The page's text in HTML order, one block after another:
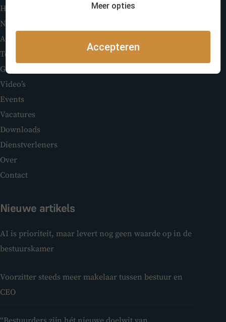
Home
Nieuws
Abonneren
Topics
Galerij
Video’s
Events
Vacatures
Downloads
Dienstverleners
Over
Contact
Nieuwe artikels
AI is prioriteit, maar levert nog geen waarde op in de
bestuurskamer
Voorzitter steeds meer makelaar tussen bestuur en
CEO
Meer opties
Accepteren